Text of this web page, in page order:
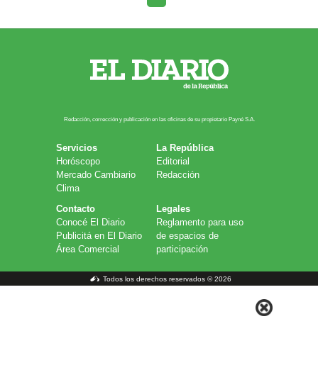
Redacción, corrección y publicación en las oficinas de su propietario Payn​é S.A.
Servicios
Horóscopo
Mercado Cambiario
Clima
La República
Editorial
Redacción
Contacto
Conocé El Diario
Publicitá en El Diario
Área Comercial
Legales
Reglamento para uso
de espacios de
participación
Todos los derechos reservados © 2026